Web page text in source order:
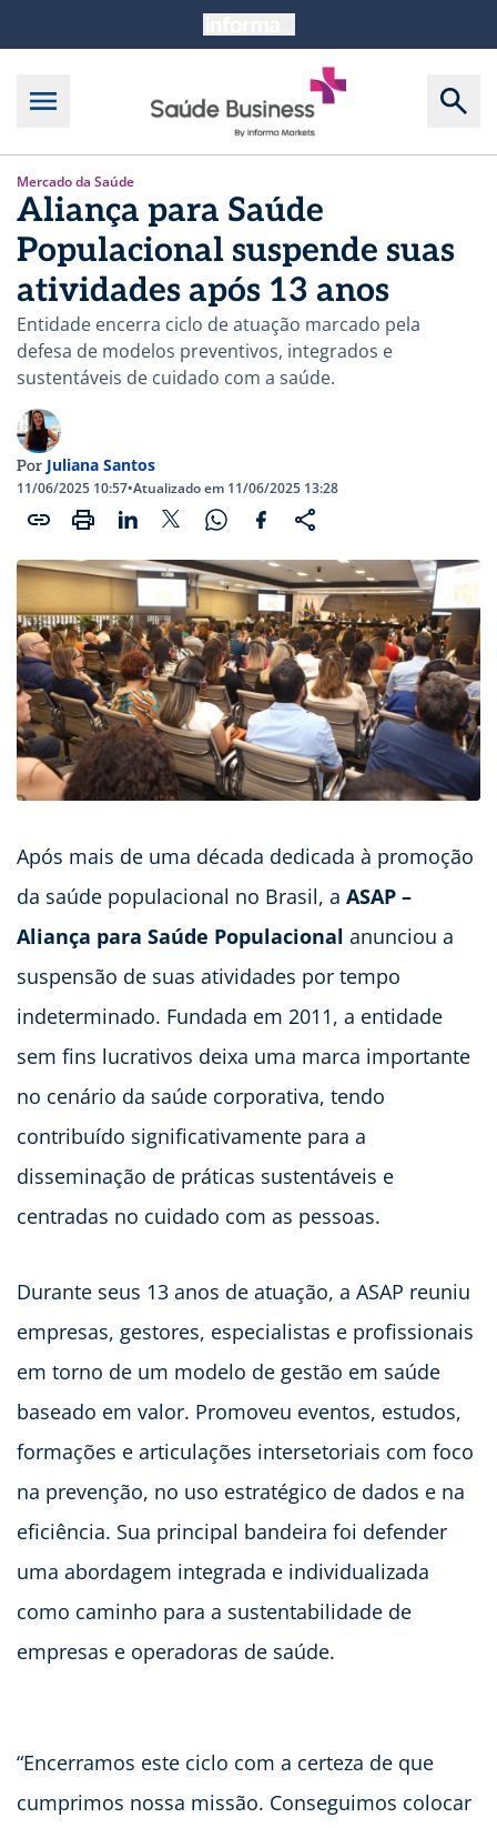
Mercado da Saúde
Aliança para Saúde
Populacional suspende suas
atividades após 13 anos
Entidade encerra ciclo de atuação marcado pela
defesa de modelos preventivos, integrados e
sustentáveis de cuidado com a saúde.
Por Juliana Santos
11/06/2025 10:57•Atualizado em 11/06/2025 13:28
Após mais de uma década dedicada à promoção
da saúde populacional no Brasil, a ASAP –
Aliança para Saúde Populacional anunciou a
suspensão de suas atividades por tempo
indeterminado. Fundada em 2011, a entidade
sem fins lucrativos deixa uma marca importante
no cenário da saúde corporativa, tendo
contribuído significativamente para a
disseminação de práticas sustentáveis e
centradas no cuidado com as pessoas.
Durante seus 13 anos de atuação, a ASAP reuniu
empresas, gestores, especialistas e profissionais
em torno de um modelo de gestão em saúde
baseado em valor. Promoveu eventos, estudos,
formações e articulações intersetoriais com foco
na prevenção, no uso estratégico de dados e na
eficiência. Sua principal bandeira foi defender
uma abordagem integrada e individualizada
como caminho para a sustentabilidade de
empresas e operadoras de saúde.
“Encerramos este ciclo com a certeza de que
cumprimos nossa missão. Conseguimos colocar